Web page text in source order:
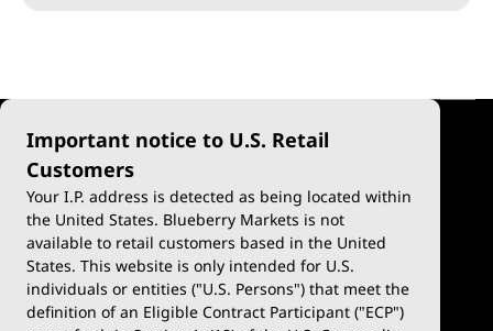
Important notice to U.S. Retail
Customers
Your I.P. address is detected as being located within
the United States. Blueberry Markets is not
available to retail customers based in the United
States. This website is only intended for U.S.
individuals or entities ("U.S. Persons") that meet the
definition of an Eligible Contract Participant ("ECP")
差价合约交易
账户类型
平台与工具
MetaTrader 4
产品概览
外汇 CFD